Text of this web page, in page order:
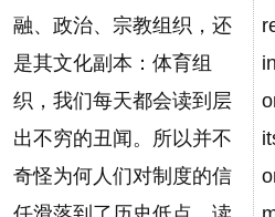
融、政治、宗教组织，还
是其文化副本：体育组
织，我们每天都会读到层
出不穷的丑闻。所以并不
奇怪为何人们对制度的信